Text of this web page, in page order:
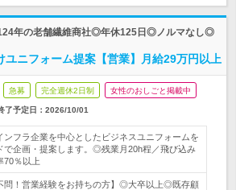
年の老舗繊維商社◎年休125日◎ノルマなし◎
ユニフォーム提案【営業】月給29万円以上
急募 完全週休2日制 女性のおしごと掲載中
了予定日： 2026/10/01
ンフラ企業を中心としたビジネスユニフォームを
で企画・提案します。◎残業月20h程／飛び込み
70％以上
問！営業経験をお持ちの方】◎大卒以上◎既存顧